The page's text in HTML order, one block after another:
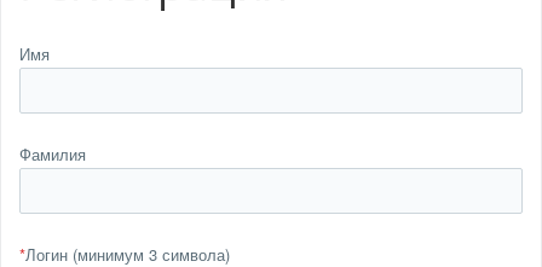
Имя
Фамилия
*Логин (минимум 3 символа)